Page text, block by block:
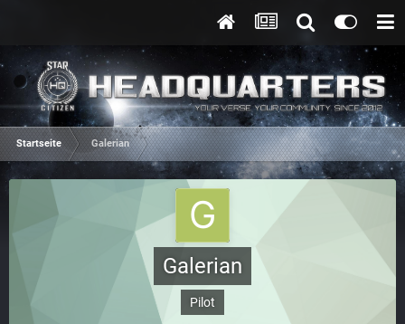
Startseite Galerian
Galerian
Pilot